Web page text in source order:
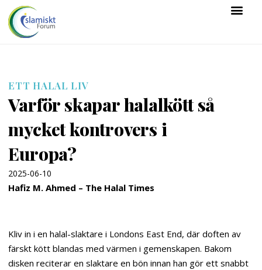
ETT HALAL LIV
Varför skapar halalkött så
mycket kontrovers i
Europa?
2025-06-10
Hafiz M. Ahmed – The Halal Times
Kliv in i en halal-slaktare i Londons East End, där doften av
färskt kött blandas med värmen i gemenskapen. Bakom
disken reciterar en slaktare en bön innan han gör ett snabbt